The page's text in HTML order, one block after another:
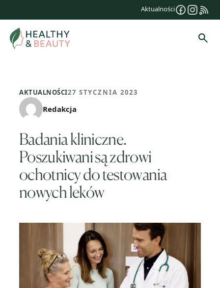
treści
Aktualności
AKTUALNOŚCI27 STYCZNIA 2023
Redakcja
Badania kliniczne.
Poszukiwani są zdrowi
ochotnicy do testowania
nowych leków